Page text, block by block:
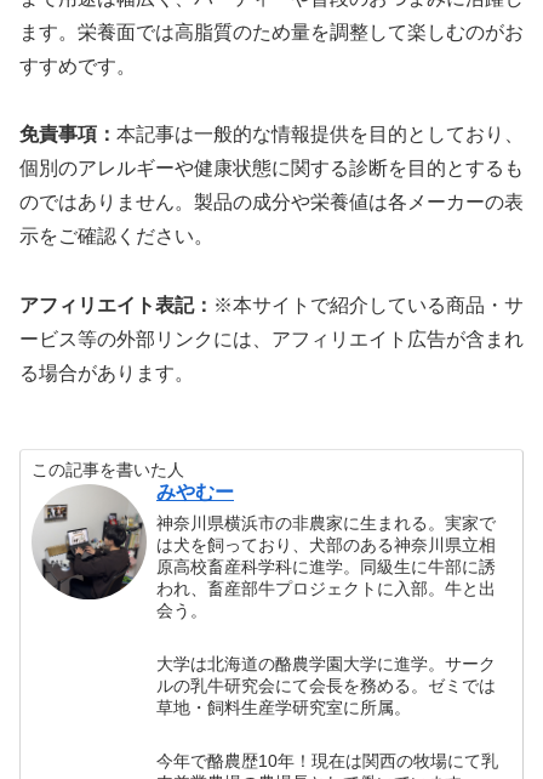
ます。栄養面では高脂質のため量を調整して楽しむのがお
すすめです。
免責事項： 本記事は一般的な情報提供を目的としており、
個別のアレルギーや健康状態に関する診断を目的とするも
のではありません。製品の成分や栄養値は各メーカーの表
示をご確認ください。
アフィリエイト表記： ※本サイトで紹介している商品・サ
ービス等の外部リンクには、アフィリエイト広告が含まれ
る場合があります。
この記事を書いた人
みやむー
神奈川県横浜市の非農家に生まれる。実家で
は犬を飼っており、犬部のある神奈川県立相
原高校畜産科学科に進学。同級生に牛部に誘
われ、畜産部牛プロジェクトに入部。牛と出
会う。
大学は北海道の酪農学園大学に進学。サーク
ルの乳牛研究会にて会長を務める。ゼミでは
草地・飼料生産学研究室に所属。
今年で酪農歴10年！現在は関西の牧場にて乳